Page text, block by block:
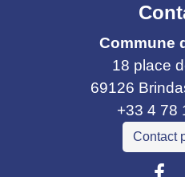
Commune
18 place
69126
+33 4 78
Contact